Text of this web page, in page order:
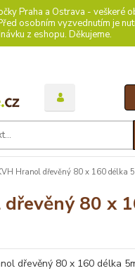
Praha a Ostrava - veškeré
osobním vyzvednutím je
z eshopu. Děkujeme.
Hranol dřevěný 80 x 160 délka
80 x